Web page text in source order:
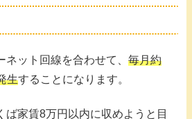
ット回線を合わせて、 毎月約
生することになります。
ば家賃8万円以内に収めようと目